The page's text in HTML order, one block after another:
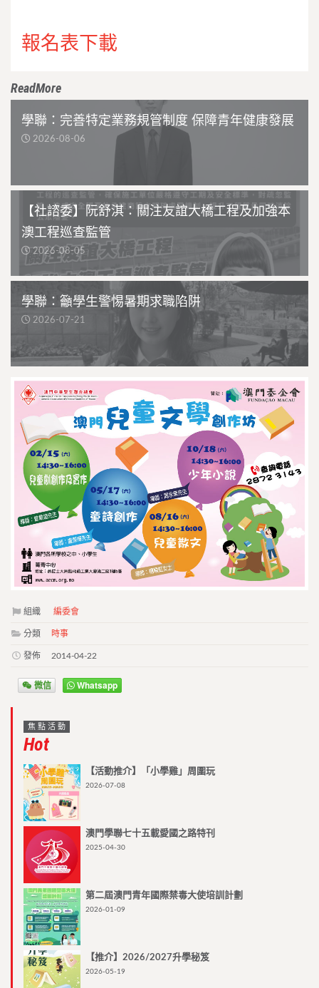
報名表下載
ReadMore
學聯：完善特定業務規管制度 保障青年健康發展
2026-08-06
【社諮委】阮舒淇：關注友誼大橋工程及加強本
澳工程巡查監管
2026-08-05
學聯：籲學生警惕暑期求職陷阱
2026-07-21
組織 編委會
分類 時事
發佈 2014-04-22
微信 Whatsapp
焦點活動
Hot
【活動推介】「小學雞」周圍玩
2026-07-08
澳門學聯七十五載愛國之路特刊
2025-04-30
第二屆澳門青年國際禁毒大使培訓計劃
2026-01-09
【推介】2026/2027升學秘笈
2026-05-19